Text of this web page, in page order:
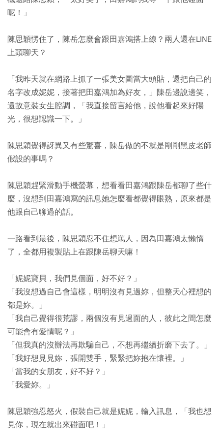
呢！」
陳思穎愣住了，陳岳怎麼會跟田嘉鴻搭上線？兩人還在LINE
上頭聊天？
「我昨天就在網路上抓了一張美女圖當大頭貼，還把自己的
名字改成妮妮，接著把田嘉鴻加為好友，」陳岳邊說邊笑，
還故意裝女生腔調，「我直接留言給他，說他看起來好陽
光，很想認識一下。」
陳思穎覺得訝異又有些驚喜，陳岳做的不就是剛剛黑皮老師
假設的事嗎？
陳思穎趕緊滑動手機螢幕，想看看田嘉鴻跟陳岳都聊了些什
麼，沒想到田嘉鴻寫的訊息她怎麼看都覺得眼熟，原來都是
他跟自己聊過的話。
一路看到最後，陳思穎忍不住想罵人，因為田嘉鴻太懶惰
了，全都用複製貼上在跟陳岳聊天嘛！
「妮妮寶貝，我們見個面，好不好？」
「我沒想過自己會這樣，明明沒有見過妳，但整天心裡想的
都是妳。」
「我自己覺得很荒謬，兩個沒有見過面的人，彼此之間怎麼
可能會有愛情呢？」
「但我真的沒辦法再欺騙自己，不想再繼續折磨下去了。」
「我好想見見妳，張開雙手，緊緊把妳抱在懷裡。」
「當我的女朋友，好不好？」
「我愛妳。」
陳思穎強忍怒火，假裝自己就是妮妮，輸入訊息，「我也想
見你，現在就出來碰面吧！」